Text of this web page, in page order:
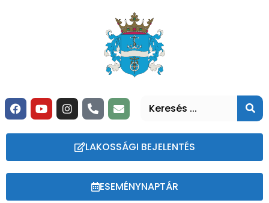
LAKOSSÁGI BEJELENTÉS
ESEMÉNYNAPTÁR